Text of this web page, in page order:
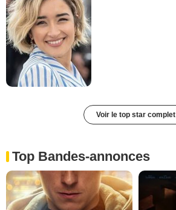
Voir le top star complet
Top Bandes-annonces